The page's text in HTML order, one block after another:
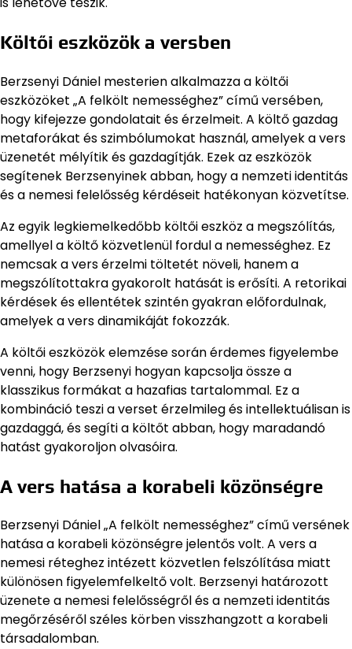
Költői eszközök a versben
Berzsenyi Dániel mesterien alkalmazza a költői
eszközöket „A felkölt nemességhez” című versében,
hogy kifejezze gondolatait és érzelmeit. A költő gazdag
metaforákat és szimbólumokat használ, amelyek a vers
üzenetét mélyítik és gazdagítják. Ezek az eszközök
segítenek Berzsenyinek abban, hogy a nemzeti identitás
és a nemesi felelősség kérdéseit hatékonyan közvetítse.
Az egyik legkiemelkedőbb költői eszköz a megszólítás,
amellyel a költő közvetlenül fordul a nemességhez. Ez
nemcsak a vers érzelmi töltetét növeli, hanem a
megszólítottakra gyakorolt hatását is erősíti. A retorikai
kérdések és ellentétek szintén gyakran előfordulnak,
amelyek a vers dinamikáját fokozzák.
A költői eszközök elemzése során érdemes figyelembe
venni, hogy Berzsenyi hogyan kapcsolja össze a
klasszikus formákat a hazafias tartalommal. Ez a
kombináció teszi a verset érzelmileg és intellektuálisan is
gazdaggá, és segíti a költőt abban, hogy maradandó
hatást gyakoroljon olvasóira.
A vers hatása a korabeli közönségre
Berzsenyi Dániel „A felkölt nemességhez” című versének
hatása a korabeli közönségre jelentős volt. A vers a
nemesi réteghez intézett közvetlen felszólítása miatt
különösen figyelemfelkeltő volt. Berzsenyi határozott
üzenete a nemesi felelősségről és a nemzeti identitás
megőrzéséről széles körben visszhangzott a korabeli
társadalomban.